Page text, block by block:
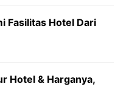
Fasilitas Hotel Dari
Hotel & Harganya,